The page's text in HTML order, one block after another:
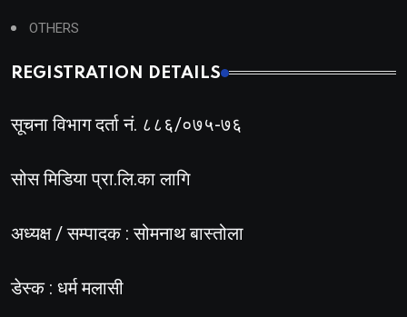
OTHERS
REGISTRATION DETAILS
सूचना विभाग दर्ता नं. ८८६/०७५-७६
सोस मिडिया प्रा.लि.का लागि
अध्यक्ष / सम्पादक : सोमनाथ बास्तोला
डेस्क : धर्म मलासी